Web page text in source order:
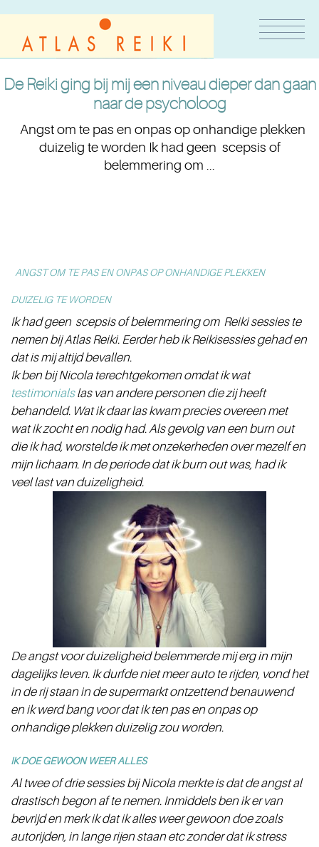
De Reiki ging bij mij een niveau dieper dan gaan
naar de psycholoog
Angst om te pas en onpas op onhandige plekken
duizelig te worden Ik had geen scepsis of
belemmering om ...
ANGST OM TE PAS EN ONPAS OP ONHANDIGE PLEKKEN
DUIZELIG TE WORDEN
Ik had geen scepsis of belemmering om Reiki sessies te
nemen bij Atlas Reiki. Eerder heb ik Reikisessies gehad en
dat is mij altijd bevallen.
Ik ben bij Nicola terechtgekomen omdat ik wat
testimonialslas van andere personen die zij heeft
behandeld. Wat ik daar las kwam precies overeen met
wat ik zocht en nodig had. Als gevolg van een burn out
die ik had, worstelde ik met onzekerheden over mezelf en
mijn lichaam. In de periode dat ik burn out was, had ik
veel last van duizeligheid.
De angst voor duizeligheid belemmerde mij erg in mijn
dagelijks leven. Ik durfde niet meer auto te rijden, vond het
in de rij staan in de supermarkt ontzettend benauwend
en ik werd bang voor dat ik ten pas en onpas op
onhandige plekken duizelig zou worden.
IK DOE GEWOON WEER ALLES
Al twee of drie sessies bij Nicola merkte is dat de angst al
drastisch begon af te nemen. Inmiddels ben ik er van
bevrijd en merk ik dat ik alles weer gewoon doe zoals
autorijden, in lange rijen staan etc zonder dat ik stress